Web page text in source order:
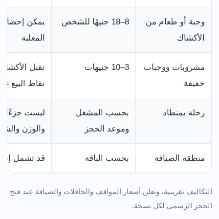
وجبة أو طعام من
الأكشاك
8–18 جنيهًا للشخص
يمكن إحضار
المعلنة
مشروبات ووجبات
خفيفة
3–10 جنيهات
تقبل
نقاط البيع
رحلة بمنطاد
بحسب المشغل
وموعد الحجز
ليست جزءًا
والوزن
منطقة الضيافة بحسب الباقة قد تشمل
التكاليف تقريبية، وتعلن أسعار المواقف والحافلات والضيافة عند فتح
الحجز الرسمي لكل نسخة.